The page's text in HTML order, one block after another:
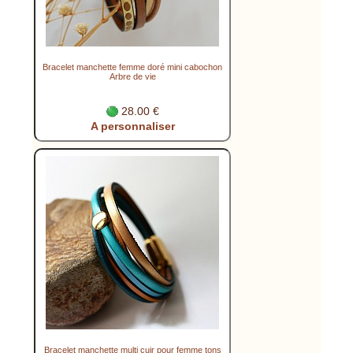
Bracelet manchette femme doré mini cabochon
Arbre de vie
28.00 €
A personnaliser
Bracelet manchette multi cuir pour femme tons